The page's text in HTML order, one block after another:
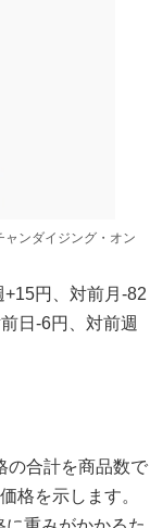
ンダイジング・オン
円、対前月-82
日-6円、対前週
の合計を商品数で
格を示します。